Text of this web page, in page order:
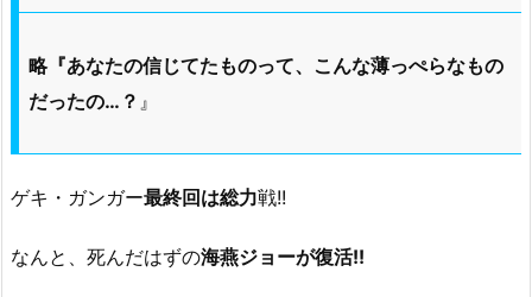
略『あなたの信じてたものって、こんな薄っぺらなもの
だったの…？ 』
ゲキ・ガンガー最終回は総力戦!!
なんと、死んだはずの海燕ジョーが復活!!